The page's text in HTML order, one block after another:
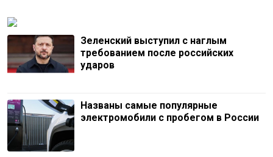
Зеленский выступил с наглым
требованием после российских
ударов
Названы самые популярные
электромобили с пробегом в России